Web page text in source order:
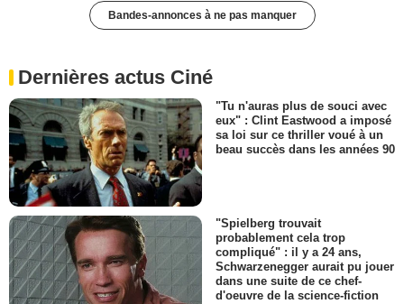
Bandes-annonces à ne pas manquer
Dernières actus Ciné
"Tu n'auras plus de souci avec
eux" : Clint Eastwood a imposé
sa loi sur ce thriller voué à un
beau succès dans les années 90
"Spielberg trouvait
probablement cela trop
compliqué" : il y a 24 ans,
Schwarzenegger aurait pu jouer
dans une suite de ce chef-
d'oeuvre de la science-fiction